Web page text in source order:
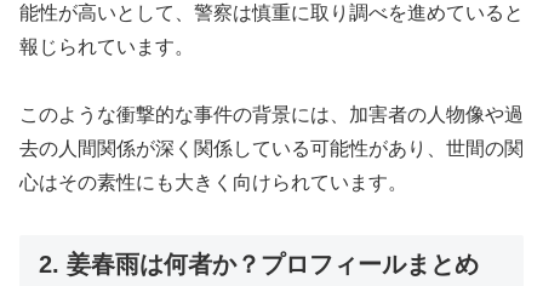
能性が高いとして、警察は慎重に取り調べを進めていると
報じられています。
このような衝撃的な事件の背景には、加害者の人物像や過
去の人間関係が深く関係している可能性があり、世間の関
心はその素性にも大きく向けられています。
2. 姜春雨は何者か？プロフィールまとめ